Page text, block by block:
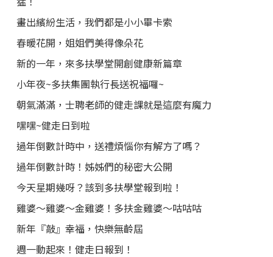
畫出繽紛生活，我們都是小小畢卡索
春暖花開，姐姐們美得像朵花
新的一年，來多扶學堂開創健康新篇章
小年夜~多扶集團執行長送祝福囉~
朝氣滿滿，士聘老師的健走課就是這麼有魔力
嘿嘿~健走日到啦
過年倒數計時中，送禮煩惱你有解方了嗎？
過年倒數計時！姊姊們的秘密大公開
今天星期幾呀？該到多扶學堂報到啦！
雞婆～雞婆～金雞婆！多扶金雞婆～咕咕咕
新年『敲』幸福，快樂無齡屆
週一動起來！健走日報到！